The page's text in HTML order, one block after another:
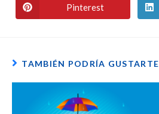
Pinterest
TAMBIÉN PODRÍA GUSTARTE